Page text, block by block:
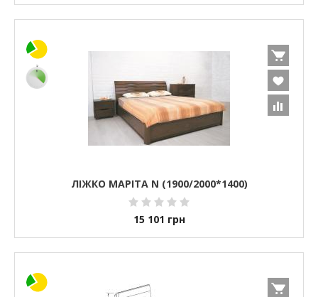
ЛІЖКО МАРІТА N (1900/2000*1400)
15 101 грн